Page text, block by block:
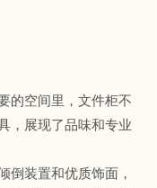
的空间里，文件柜不
，展现了品味和专业
倒装置和优质饰面，